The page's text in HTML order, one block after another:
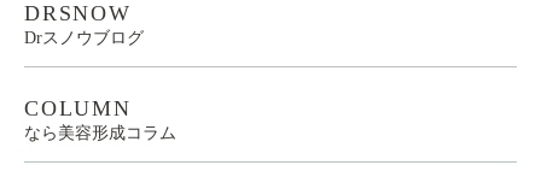
DRSNOW
Drスノウブログ
COLUMN
なら美容形成コラム